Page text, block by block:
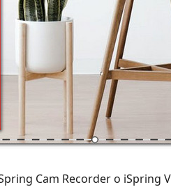
Cam Recorder o iSpring